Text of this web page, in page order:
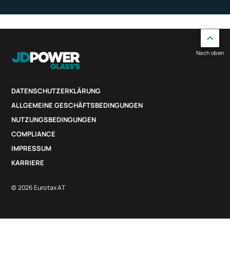
DATENSCHUTZERKLÄRUNG
ALLGEMEINE GESCHÄFTSBEDINGUNGEN
NUTZUNGSBEDINGUNGEN
COMPLIANCE
IMPRESSUM
KARRIERE
© 2026 Eurotax AT
Nach oben